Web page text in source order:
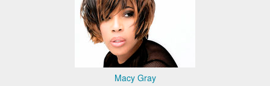
Macy Gray